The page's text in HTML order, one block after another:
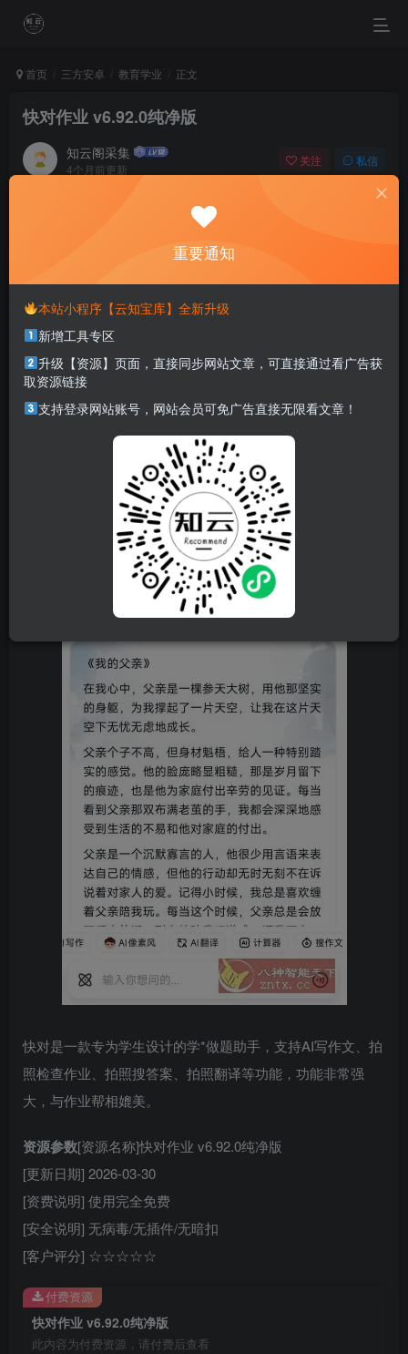
首页 三方安卓 教育学业 正文
快对作业 v6.92.0纯净版
知云阁采集
4个月前更新
关注 私信
May there be enough clouds in your life to make a
beautiful sunset.
本站部分资源打包为压缩包以方便分享，涉及较多
解压密码，如果你下载的资源需要解压密码，请点
击解压密码查看
资源介绍
快对是一款专为学生设计的学*做题助手，支持AI写作文、拍
照检查作业、拍照搜答案、拍照翻译等功能，功能非常强
大，与作业帮相媲美。
资源参数[资源名称]快对作业 v6.92.0纯净版
[更新日期] 2026-03-30
[资费说明] 使用完全免费
[安全说明] 无病毒/无插件/无暗扣
[客户评分] ☆☆☆☆☆
快对作业 v6.92.0纯净版
此内容为付费资源，请付费后查看
付费资源
重要通知
本站小程序【云知宝库】全新升级
新增工具专区
升级【资源】页面，直接同步网站文章，可直接通过看广告获
取资源链接
支持登录网站账号，网站会员可免广告直接无限看文章！